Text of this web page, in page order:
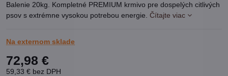
Balenie 20kg. Kompletné PREMIUM krmivo pre dospelých citlivých
psov s extrémne vysokou potrebou energie. Čítajte viac
Na externom sklade
72,98 €
59,33 € bez DPH